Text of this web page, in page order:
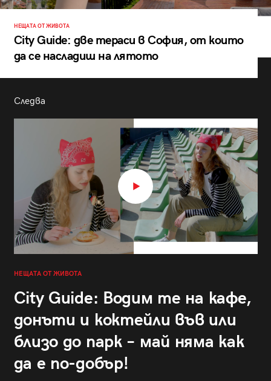
НЕЩАТА ОТ ЖИВОТА
City Guide: две тераси в София, от които
да се насладиш на лятото
Следва
НЕЩАТА ОТ ЖИВОТА
City Guide: Водим те на кафе,
донъти и коктейли във или
близо до парк – май няма как
да е по-добър!